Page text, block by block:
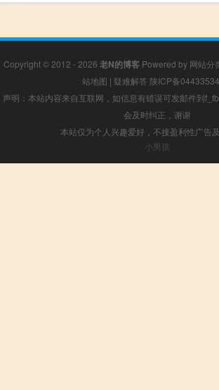
Copyright © 2012 - 2026 老N的博客Powered by 网站分
站地图 | 疑难解答 陕ICP备
声明：本站内容来自互联网，如信息有错误可发邮件到
会及时纠正，谢谢
本站仅为个人兴趣爱好，不接盈利性广告
小男孩